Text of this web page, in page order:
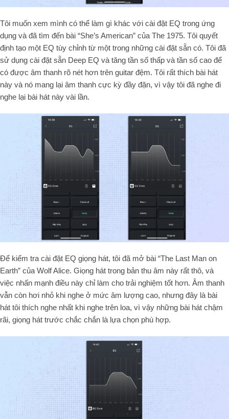
Tôi muốn xem mình có thể làm gì khác với cài đặt EQ trong ứng
dụng và đã tìm đến bài “She’s American” của The 1975. Tôi quyết
định tạo một EQ tùy chỉnh từ một trong những cài đặt sẵn có. Tôi đã
sử dụng cài đặt sẵn Deep EQ và tăng tần số thấp và tần số cao để
có được âm thanh rõ nét hơn trên guitar đệm. Tôi rất thích bài hát
này và nó mang lại âm thanh cực kỳ đầy đặn, vì vậy tôi đã nghe đi
nghe lại bài hát này vài lần.
Để kiểm tra cài đặt EQ giọng hát, tôi đã mở bài “The Last Man on
Earth” của Wolf Alice. Giọng hát trong bản thu âm này rất thô, và
việc nhấn mạnh điều này chỉ làm cho trải nghiệm tốt hơn. Âm thanh
vẫn còn hơi nhỏ khi nghe ở mức âm lượng cao, nhưng đây là bài
hát tôi thích nghe nhất khi nghe trên loa, vì vậy những bài hát chậm
rãi, giọng hát trước chắc chắn là lựa chọn phù hợp.